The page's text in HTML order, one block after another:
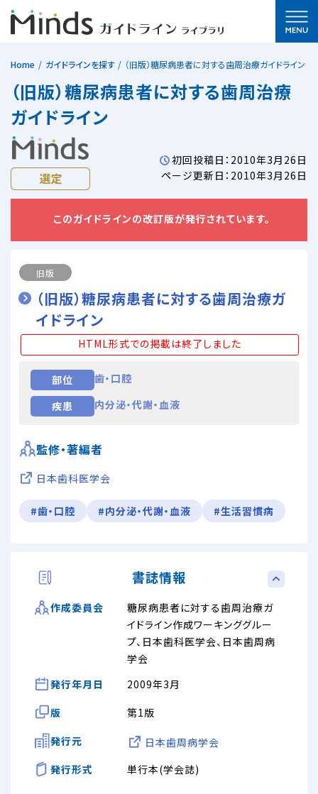
Home ガイドラインを探す （旧版）糖尿病患者に対する歯周治療ガイドライン
（旧版）糖尿病患者に対する歯周治療
ガイドライン
初回投稿日：2010年3月26日
ページ更新日：2010年3月26日
このガイドラインの改訂版が発行されています。
旧版
（旧版）糖尿病患者に対する歯周治療ガ
イドライン
HTML形式での掲載は終了しました
部位
歯・口腔
疾患
内分泌・代謝・血液
監修・著編者
日本歯科医学会
#歯・口腔 #内分泌・代謝・血液 #生活習慣病
書誌情報
作成委員会
糖尿病患者に対する歯周治療ガ
イドライン作成ワーキンググルー
プ、日本歯科医学会、日本歯周病
学会
発行年月日
2009年3月
版
第1版
発行元
日本歯周病学会
発行形式
単行本(学会誌)